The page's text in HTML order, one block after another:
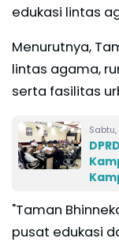
edukasi lintas
Menurutnya,
lintas agama,
serta fasilitas
Sabtu,
"Taman
pusat edukasi